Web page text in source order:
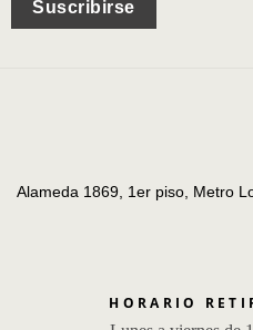
Suscribirse
Alameda 1869, 1er piso, Metro
HORARIO